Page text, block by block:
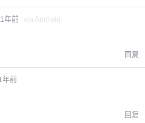
1年前 via Android
回复
年前
回复